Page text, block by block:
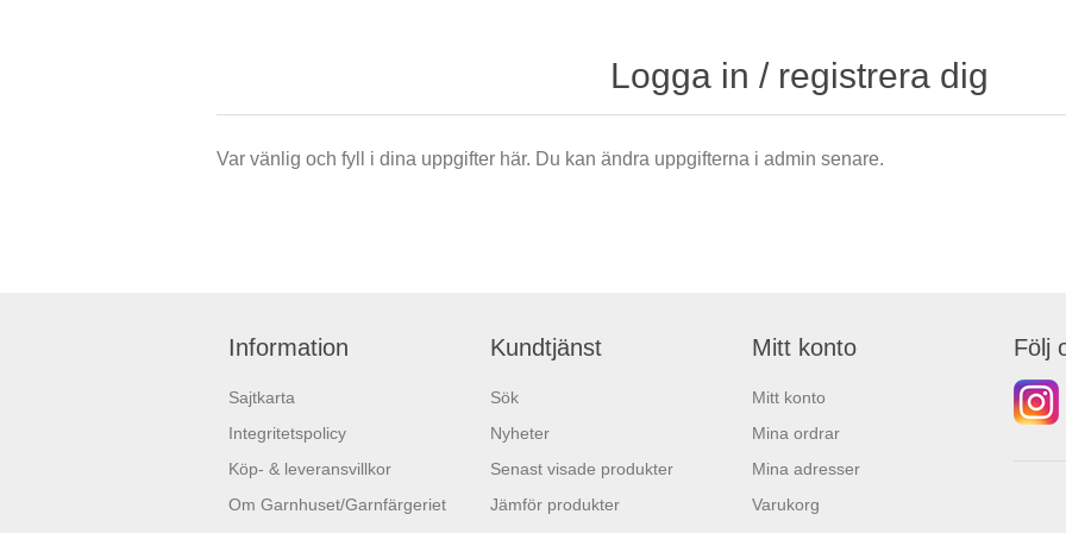
Logga in / registrera dig
Var vänlig och fyll i dina uppgifter här. Du kan ändra uppgifterna i admin senare.
Information
Sajtkarta
Integritetspolicy
Köp- & leveransvillkor
Om Garnhuset/Garnfärgeriet
Kundtjänst
Sök
Nyheter
Senast visade produkter
Jämför produkter
Mitt konto
Mitt konto
Mina ordrar
Mina adresser
Varukorg
Följ